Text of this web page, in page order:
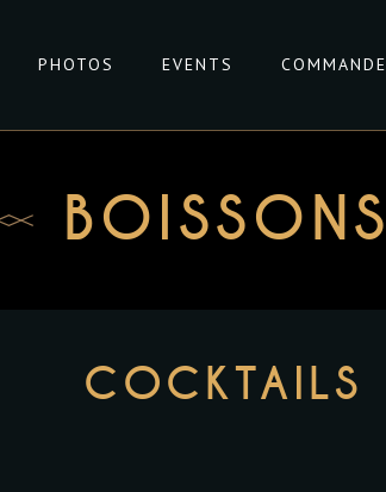
PHOTOS EVENTS COMMANDE
BOISSONS
COCKTAILS